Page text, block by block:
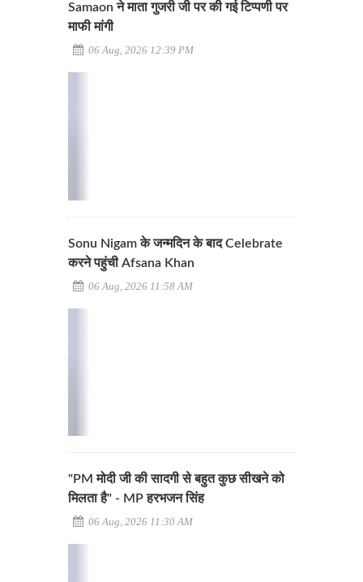
Samaon ने माता गुजरी जी पर की गई टिप्पणी पर
माफी मांगी
06 Aug, 2026 12:39 PM
Sonu Nigam के जन्मदिन के बाद Celebrate
करने पहुंची Afsana Khan
06 Aug, 2026 11:58 AM
"PM मोदी जी की सादगी से बहुत कुछ सीखने को
मिलता है" - MP हरभजन सिंह
06 Aug, 2026 11:30 AM